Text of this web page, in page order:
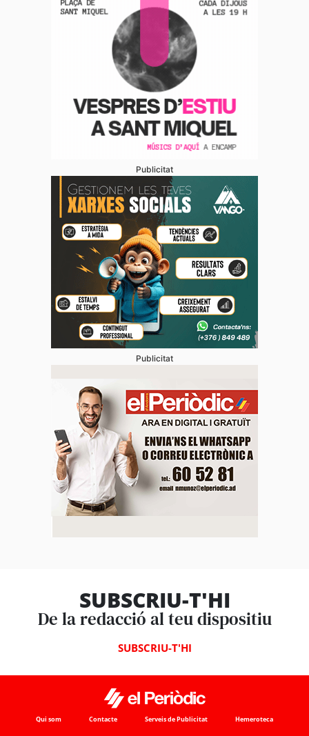
Publicitat
Publicitat
SUBSCRIU-T'HI
De la redacció al teu dispositiu
SUBSCRIU-T'HI
Qui som Contacte Serveis de Publicitat Hemeroteca